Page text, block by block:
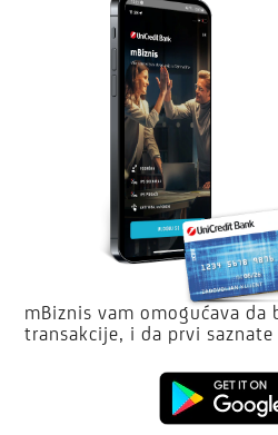
mBiznis vam omogućava da
transakcije, i da prvi